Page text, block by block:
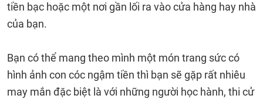
tiền bạc hoặc một nơi gần lối ra vào cửa hàng hay nhà
của bạn.
Bạn có thể mang theo mình một món trang sức có
hình ảnh con cóc ngậm tiền thì bạn sẽ gặp rất nhiêu
may mắn đặc biệt là với những người học hành, thi cử